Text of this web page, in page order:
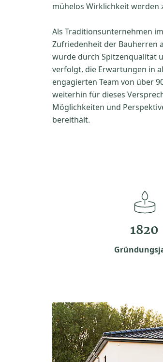
mühelos Wirklichkeit werden
Als Traditionsunternehmen
Zufriedenheit der Bauherren
wurde durch Spitzenqualität
verfolgt, die Erwartungen in
engagierten Team von über
weiterhin für dieses
Möglichkeiten und
bereithält.
1820